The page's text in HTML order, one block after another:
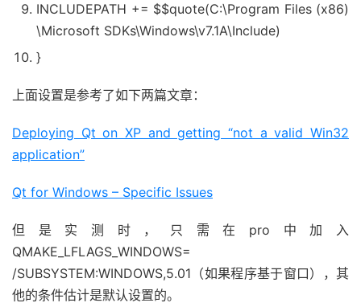
INCLUDEPATH += $$quote(C:\Program Files (x86)
\Microsoft SDKs\Windows\v7.1A\Include)
}
上面设置是参考了如下两篇文章：
Deploying Qt on XP and getting “not a valid Win32
application”
Qt for Windows – Specific Issues
但是实测时，只需在pro中加入
QMAKE_LFLAGS_WINDOWS=
/SUBSYSTEM:WINDOWS,5.01（如果程序基于窗口），其
他的条件估计是默认设置的。